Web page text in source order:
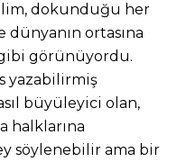
dokunduğu her
ortasına
görünüyordu.
yazabilirmiş
büyüleyici olan,
halklarına
söylenebilir ama bir